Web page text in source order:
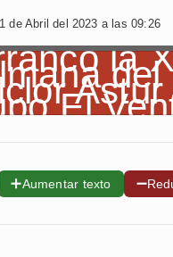
de Abril del 2023 a las 09:26
➕Aumentar texto ➖